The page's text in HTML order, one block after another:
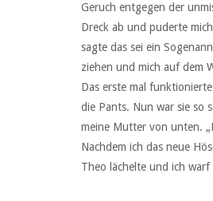
Geruch entgegen der
Dreck ab und puderte
sagte das sei ein
ziehen und mich auf dem
Das erste mal
die Pants. Nun war sie so
meine Mutter von unten.
Nachdem ich das neue
Theo lächelte und ich